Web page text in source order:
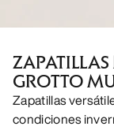
GROTTO
Zapatillas
condiciones